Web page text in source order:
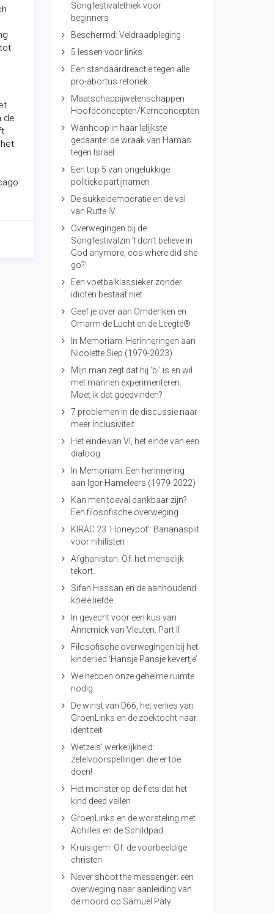
de
Songfestivalethiek voor
beginners
Beschermd: Veldraadpleging
5 lessen voor links
Een standaardreactie tegen alle
pro-abortus retoriek
Maatschappijwetenschappen
Hoofdconcepten/Kernconcepten
Wanhoop in haar lelijkste
gedaante: de wraak van Hamas
tegen Israël
Een top 5 van ongelukkige
politieke partijnamen
De sukkeldemocratie en de val
van Rutte IV
Overwegingen bij de
Songfestivalzin ‘I don’t believe in
God anymore, cos where did she
go?’
Een voetbalklassieker zonder
idioten bestaat niet
Geef je over aan Omdenken en
Omarm de Lucht en de Leegte®
In Memoriam. Herinneringen aan
Nicolette Siep (1979-2023)
Mijn man zegt dat hij ‘bi’ is en wil
met mannen experimenteren.
Moet ik dat goedvinden?
7 problemen in de discussie naar
meer inclusiviteit
Het einde van VI, het einde van een
dialoog
In Memoriam. Een herinnering
aan Igor Hameleers (1979-2022)
Kan men toeval dankbaar zijn?
Een filosofische overweging
KIRAC 23 ‘Honeypot’: Bananasplit
voor nihilisten
Afghanistan. Of: het menselijk
tekort.
Sifan Hassan en de aanhoudend
koele liefde
In gevecht voor een kus van
Annemiek van Vleuten. Part II
Filosofische overwegingen bij het
kinderlied ‘Hansje Pansje kevertje’
We hebben onze geheime ruimte
nodig
De winst van D66, het verlies van
GroenLinks en de zoektocht naar
identiteit
Wetzels’ werkelijkheid:
zetelvoorspellingen die er toe
doen!
Het monster op de fiets dat het
kind deed vallen
GroenLinks en de worsteling met
Achilles en de Schildpad
Kruisigem. Of: de voorbeeldige
christen
Never shoot the messenger: een
overweging naar aanleiding van
de moord op Samuel Paty